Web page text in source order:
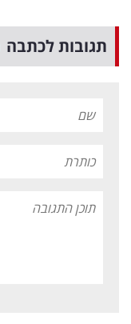
תגובות לכתבה